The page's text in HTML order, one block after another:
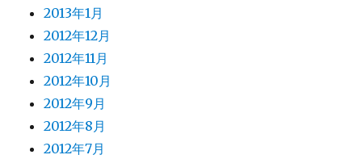
2013年1月
2012年12月
2012年11月
2012年10月
2012年9月
2012年8月
2012年7月